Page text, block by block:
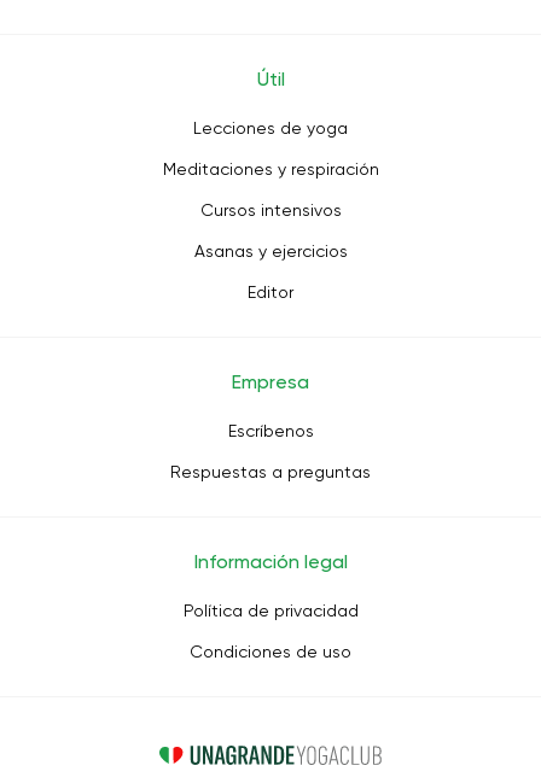
Útil
Lecciones de yoga
Meditaciones y respiración
Cursos intensivos
Asanas y ejercicios
Editor
Empresa
Escríbenos
Respuestas a preguntas
Información legal
Política de privacidad
Condiciones de uso